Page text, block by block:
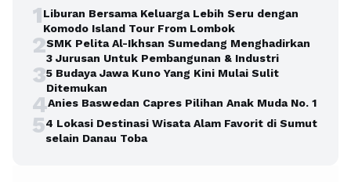
1Liburan Bersama Keluarga Lebih Seru dengan
Komodo Island Tour From Lombok
2SMK Pelita Al-Ikhsan Sumedang Menghadirkan
3 Jurusan Untuk Pembangunan & Industri
35 Budaya Jawa Kuno Yang Kini Mulai Sulit
Ditemukan
4Anies Baswedan Capres Pilihan Anak Muda No. 1
54 Lokasi Destinasi Wisata Alam Favorit di Sumut
selain Danau Toba